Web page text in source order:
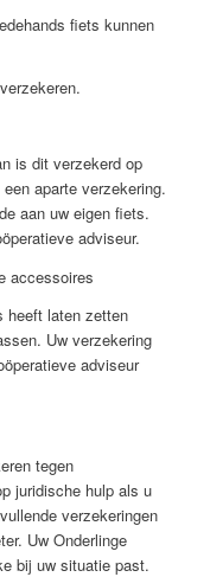
fiets kunnen
is dit verzekerd op
aparte verzekering.
aan uw eigen fiets.
adviseur.
accessoires
heeft laten zetten
Uw verzekering
adviseur
tegen
juridische hulp als u
verzekeringen
Uw Onderlinge
bij uw situatie past.